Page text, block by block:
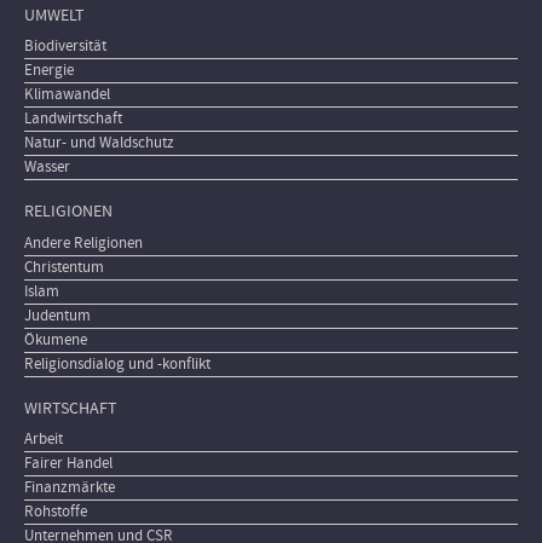
UMWELT
Biodiversität
Energie
Klimawandel
Landwirtschaft
Natur- und Waldschutz
Wasser
RELIGIONEN
Andere Religionen
Christentum
Islam
Judentum
Ökumene
Religionsdialog und -konflikt
WIRTSCHAFT
Arbeit
Fairer Handel
Finanzmärkte
Rohstoffe
Unternehmen und CSR